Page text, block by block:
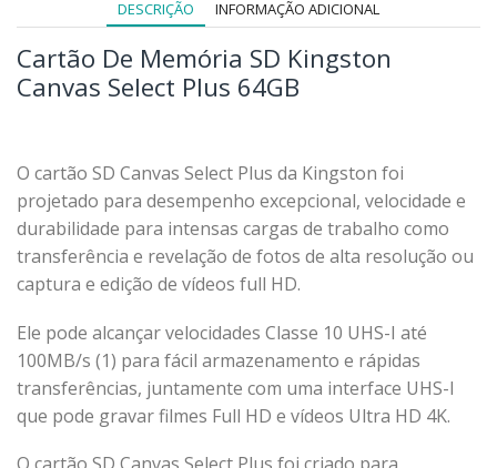
DESCRIÇÃO INFORMAÇÃO ADICIONAL
Cartão De Memória SD Kingston
Canvas Select Plus 64GB
O cartão SD Canvas Select Plus da Kingston foi
projetado para desempenho excepcional, velocidade e
durabilidade para intensas cargas de trabalho como
transferência e revelação de fotos de alta resolução ou
captura e edição de vídeos full HD.
Ele pode alcançar velocidades Classe 10 UHS-I até
100MB/s (1) para fácil armazenamento e rápidas
transferências, juntamente com uma interface UHS-I
que pode gravar filmes Full HD e vídeos Ultra HD 4K.